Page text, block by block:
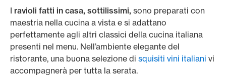
I ravioli fatti in casa, sottilissimi, sono preparati con
maestria nella cucina a vista e si adattano
perfettamente agli altri classici della cucina italiana
presenti nel menu. Nell’ambiente elegante del
ristorante, una buona selezione di squisiti vini italiani vi
accompagnerà per tutta la serata.